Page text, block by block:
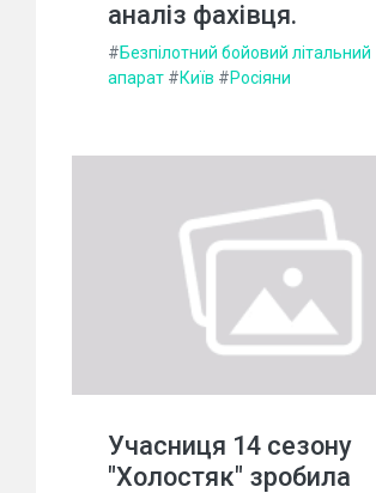
аналіз фахівця.
#Безпілотний бойовий літальний
апарат #Київ #Росіяни
Учасниця 14 сезону
"Холостяк" зробила